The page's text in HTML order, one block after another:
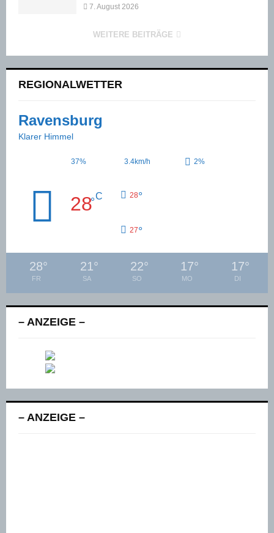
7. August 2026
WEITERE BEITRÄGE
REGIONALWETTER
Ravensburg
Klarer Himmel
37% 3.4km/h 2%
28°C 28°
27°
28°
FR
21°
SA
22°
SO
17°
MO
17°
DI
– ANZEIGE –
– ANZEIGE –